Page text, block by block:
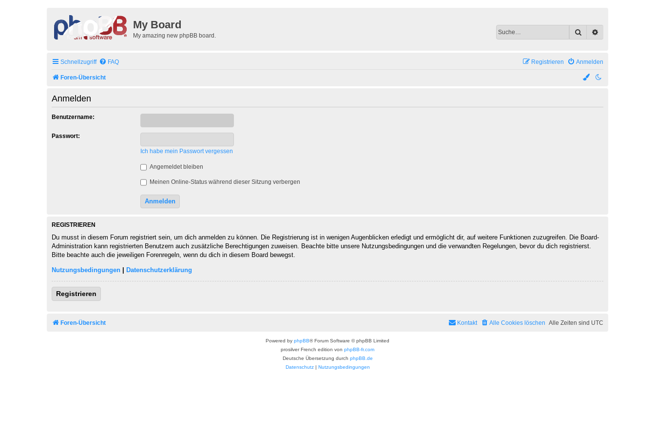
My Board
My amazing new phpBB board. Suche
Schnellzugriff FAQ Anmelden
Registrieren
Foren-Übersicht
Anmelden
Benutzername:
Passwort:
Ich habe mein Passwort vergessen
Angemeldet bleiben
Meinen Online-Status während dieser Sitzung verbergen
REGISTRIEREN
Du musst in diesem Forum registriert sein, um dich anmelden zu können. Die Registrierung ist in wenigen Augenblicken erledigt und ermöglicht dir, auf weitere Funktionen zuzugreifen. Die Board-
Administration kann registrierten Benutzern auch zusätzliche Berechtigungen zuweisen. Beachte bitte unsere Nutzungsbedingungen und die verwandten Regelungen, bevor du dich registrierst.
Bitte beachte auch die jeweiligen Forenregeln, wenn du dich in diesem Board bewegst.
Nutzungsbedingungen Datenschutzerklärung
Registrieren
Foren-Übersicht Alle Zeiten sind UTC
Alle Cookies löschen
Kontakt
Powered by phpBB® Forum Software © phpBB Limited
prosilver French edition von phpBB-fr.com
Deutsche Übersetzung durch phpBB.de
Datenschutz| Nutzungsbedingungen